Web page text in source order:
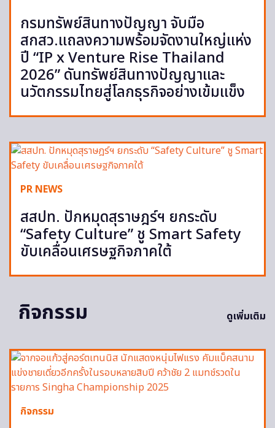
กรมทรัพย์สินทางปัญญา จับมือ
สกสว.แถลงความพร้อมจัดงานใหญ่แห่ง
ปี “IP x Venture Rise Thailand
2026” ดันทรัพย์สินทางปัญญาและ
นวัตกรรมไทยสู่โลกธุรกิจอย่างเข้มแข็ง
PR NEWS
สสปท. ปักหมุดสุราษฎร์ฯ ยกระดับ
“Safety Culture” ชู Smart Safety
ขับเคลื่อนเศรษฐกิจภาคใต้
กิจกรรม ดูเพิ่มเติม
กิจกรรม